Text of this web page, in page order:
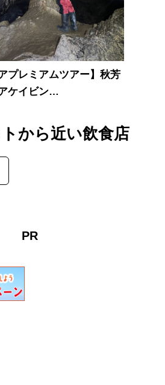
プレミアムツアー】秋芳
ケイビン…
から近い飲食店
PR